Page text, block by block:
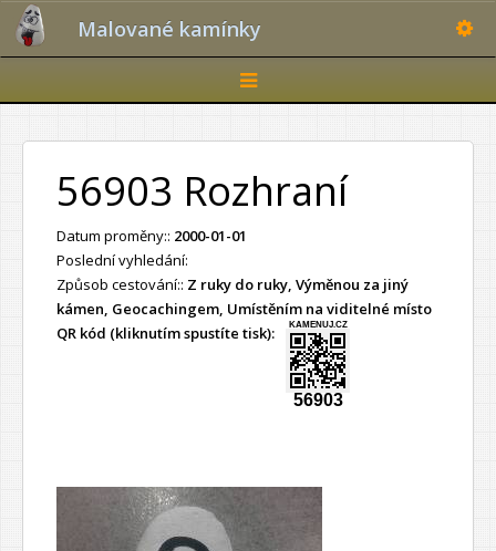
Malované kamínky
Toggle
navigation
56903 Rozhraní
Datum proměny:: 2000-01-01
Poslední vyhledání:
Způsob cestování:: Z ruky do ruky, Výměnou za jiný
kámen, Geocachingem, Umístěním na viditelné místo
QR kód (kliknutím spustíte tisk):
KAMENUJ.CZ
56903